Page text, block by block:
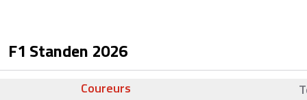
F1 Standen 2026
Coureurs